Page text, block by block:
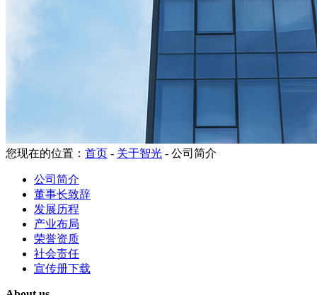
您现在的位置： 首页 - 关于智光 - 公司简介
公司简介
董事长致辞
发展历程
产业布局
荣誉资质
社会责任
宣传册下载